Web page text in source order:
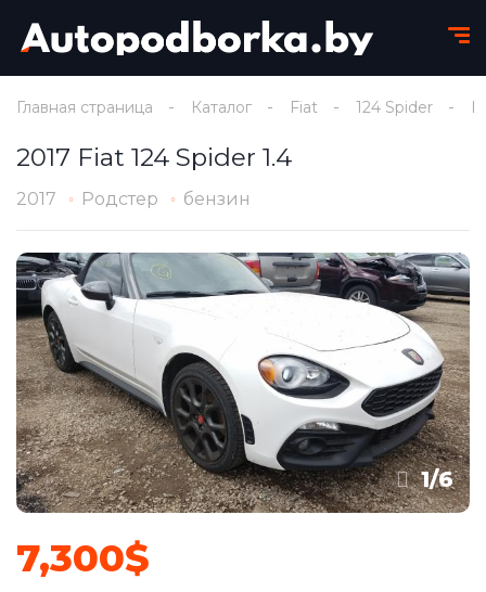
Главная страница Каталог Fiat 124 Spider I
2017 Fiat 124 Spider 1.4
2017 Родстер бензин
1/6
7,300$